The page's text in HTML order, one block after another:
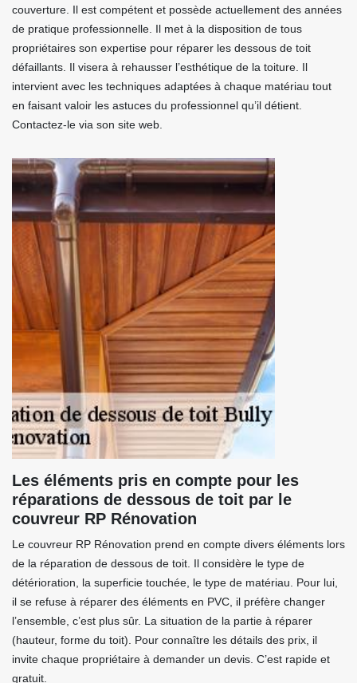
couverture. Il est compétent et possède actuellement des années
de pratique professionnelle. Il met à la disposition de tous
propriétaires son expertise pour réparer les dessous de toit
défaillants. Il visera à rehausser l’esthétique de la toiture. Il
intervient avec les techniques adaptées à chaque matériau tout
en faisant valoir les astuces du professionnel qu’il détient.
Contactez-le via son site web.
Les éléments pris en compte pour les
réparations de dessous de toit par le
couvreur RP Rénovation
Le couvreur RP Rénovation prend en compte divers éléments lors
de la réparation de dessous de toit. Il considère le type de
détérioration, la superficie touchée, le type de matériau. Pour lui,
il se refuse à réparer des éléments en PVC, il préfère changer
l’ensemble, c’est plus sûr. La situation de la partie à réparer
(hauteur, forme du toit). Pour connaître les détails des prix, il
invite chaque propriétaire à demander un devis. C’est rapide et
gratuit.